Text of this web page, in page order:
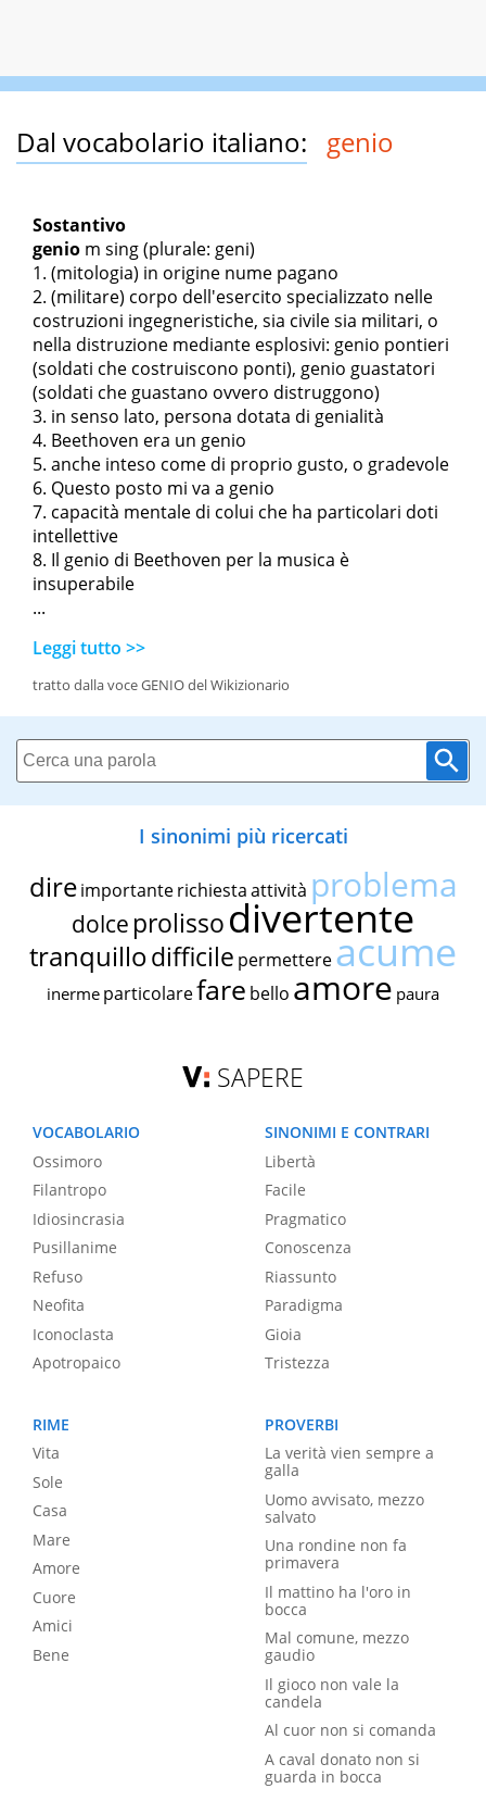
Dal vocabolario italiano: genio
Sostantivo
genio m sing(plurale: geni)
(mitologia) in origine nume pagano
(militare) corpo dell'esercito specializzato nelle
costruzioni ingegneristiche, sia civile sia militari, o
nella distruzione mediante esplosivi: genio pontieri
(soldati che costruiscono ponti), genio guastatori
(soldati che guastano ovvero distruggono)
in senso lato, persona dotata di genialità
Beethoven era un genio
anche inteso come di proprio gusto, o gradevole
Questo posto mi va a genio
capacità mentale di colui che ha particolari doti
intellettive
Il genio di Beethoven per la musica è
insuperabile
...
Leggi tutto >>
tratto dalla voce GENIO del Wikizionario
I sinonimi più ricercati
dire importante richiestaattività problema
dolce prolissodivertente
tranquillodifficile permettereacume
inerme particolarefare bello amore paura
SAPERE
VOCABOLARIO
Ossimoro
Filantropo
Idiosincrasia
Pusillanime
Refuso
Neofita
Iconoclasta
Apotropaico
SINONIMI E CONTRARI
Libertà
Facile
Pragmatico
Conoscenza
Riassunto
Paradigma
Gioia
Tristezza
RIME
Vita
Sole
Casa
Mare
Amore
Cuore
Amici
Bene
PROVERBI
La verità vien sempre a
galla
Uomo avvisato, mezzo
salvato
Una rondine non fa
primavera
Il mattino ha l'oro in
bocca
Mal comune, mezzo
gaudio
Il gioco non vale la
candela
Al cuor non si comanda
A caval donato non si
guarda in bocca